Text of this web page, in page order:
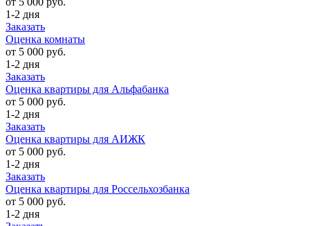
1-2 дня
Заказать
Оценка комнаты
от 5 000 руб.
1-2 дня
Заказать
Оценка квартиры для Альфабанка
от 5 000 руб.
1-2 дня
Заказать
Оценка квартиры для АИЖК
от 5 000 руб.
1-2 дня
Заказать
Оценка квартиры для Россельхозбанка
от 5 000 руб.
1-2 дня